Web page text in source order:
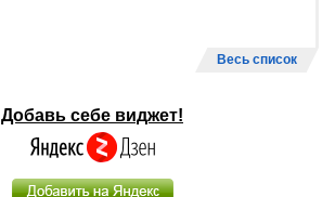
Весь список
Добавь себе виджет!